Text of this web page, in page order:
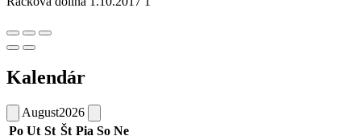
Kalendár
August2026
Po Ut St Št Pia So Ne